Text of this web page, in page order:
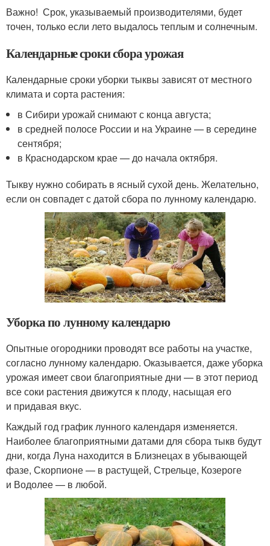
Важно! Срок, указываемый производителями, будет
точен, только если лето выдалось теплым и солнечным.
Календарные сроки сбора урожая
Календарные сроки уборки тыквы зависят от местного
климата и сорта растения:
в Сибири урожай снимают с конца августа;
в средней полосе России и на Украине — в середине
сентября;
в Краснодарском крае — до начала октября.
Тыкву нужно собирать в ясный сухой день. Желательно,
если он совпадет с датой сбора по лунному календарю.
Уборка по лунному календарю
Опытные огородники проводят все работы на участке,
согласно лунному календарю. Оказывается, даже уборка
урожая имеет свои благоприятные дни — в этот период
все соки растения движутся к плоду, насыщая его
и придавая вкус.
Каждый год график лунного календаря изменяется.
Наиболее благоприятными датами для сбора тыкв будут
дни, когда Луна находится в Близнецах в убывающей
фазе, Скорпионе — в растущей, Стрельце, Козероге
и Водолее — в любой.